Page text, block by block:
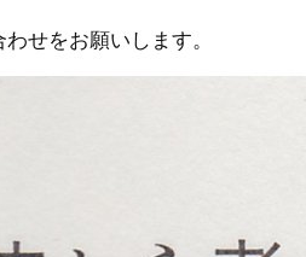
せをお願いします。